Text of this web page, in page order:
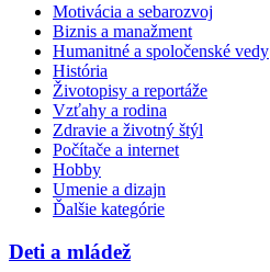
Motivácia a sebarozvoj
Biznis a manažment
Humanitné a spoločenské vedy
História
Životopisy a reportáže
Vzťahy a rodina
Zdravie a životný štýl
Počítače a internet
Hobby
Umenie a dizajn
Ďalšie kategórie
Deti a mládež